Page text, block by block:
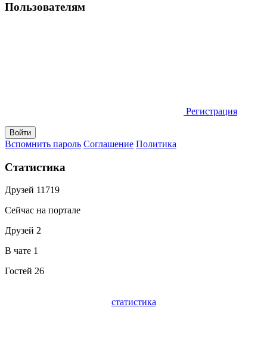
Пользователям
Регистрация
Вспомнить пароль Соглашение Политика
Статистика
Друзей 11719
Сейчас на портале
Друзей 2
В чате 1
Гостей 26
статистика